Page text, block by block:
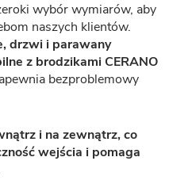
wybór wymiarów, aby
naszych klientów.
drzwi i parawany
z brodzikami CERANO
bezproblemowy
i na zewnątrz, co
wejścia i pomaga